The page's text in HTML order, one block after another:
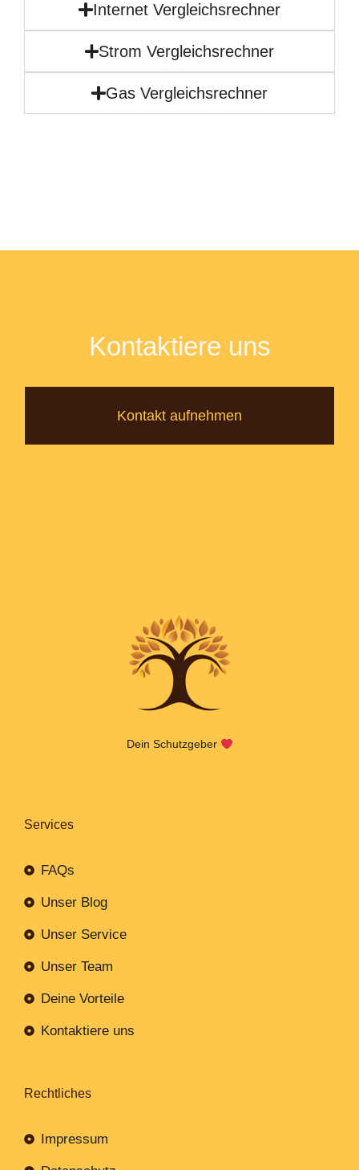
Internet Vergleichsrechner
Strom Vergleichsrechner
Gas Vergleichsrechner
Kontaktiere uns
Kontakt aufnehmen
Dein Schutzgeber
Services
FAQs
Unser Blog
Unser Service
Unser Team
Deine Vorteile
Kontaktiere uns
Rechtliches
Impressum